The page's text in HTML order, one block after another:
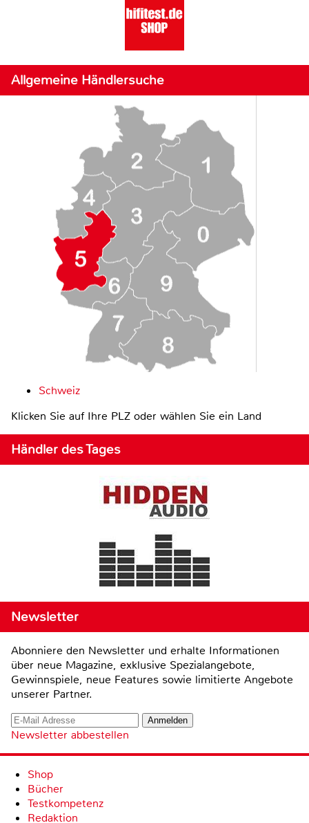
Allgemeine Händlersuche
Schweiz
Klicken Sie auf Ihre PLZ oder wählen Sie ein Land
Händler des Tages
Newsletter
Abonniere den Newsletter und erhalte Informationen
über neue Magazine, exklusive Spezialangebote,
Gewinnspiele, neue Features sowie limitierte Angebote
unserer Partner.
Newsletter abbestellen
Shop
Bücher
Testkompetenz
Redaktion